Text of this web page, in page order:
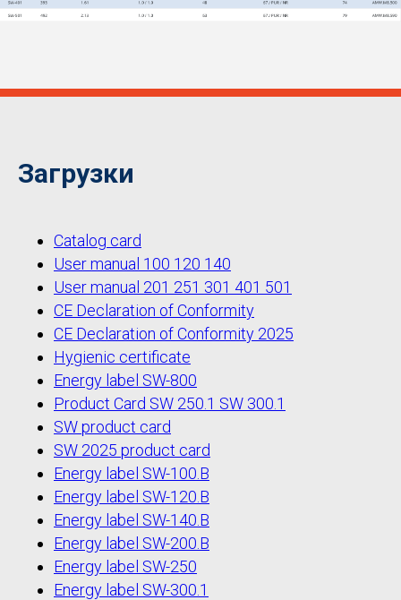
Загрузки
Catalog card
User manual 100 120 140
User manual 201 251 301 401 501
CE Declaration of Conformity
CE Declaration of Conformity 2025
Hygienic certificate
Energy label SW-800
Product Card SW 250.1 SW 300.1
SW product card
SW 2025 product card
Energy label SW-100.B
Energy label SW-120.B
Energy label SW-140.B
Energy label SW-200.B
Energy label SW-250
Energy label SW-300.1